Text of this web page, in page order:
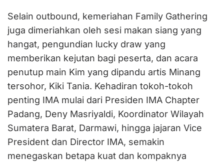
Selain outbound, kemeriahan Family Gathering
juga dimeriahkan oleh sesi makan siang yang
hangat, pengundian lucky draw yang
memberikan kejutan bagi peserta, dan acara
penutup main Kim yang dipandu artis Minang
tersohor, Kiki Tania. Kehadiran tokoh-tokoh
penting IMA mulai dari Presiden IMA Chapter
Padang, Deny Masriyaldi, Koordinator Wilayah
Sumatera Barat, Darmawi, hingga jajaran Vice
President dan Director IMA, semakin
menegaskan betapa kuat dan kompaknya